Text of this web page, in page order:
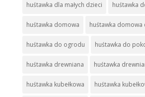
huśtawka dla małych dzieci huśtawka
huśtawka domowa huśtawka domowa
huśtawka do ogrodu huśtawka do
huśtawka drewniana huśtawka
huśtawka kubełkowa huśtawka